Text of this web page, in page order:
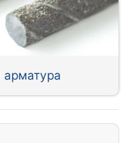
арматура